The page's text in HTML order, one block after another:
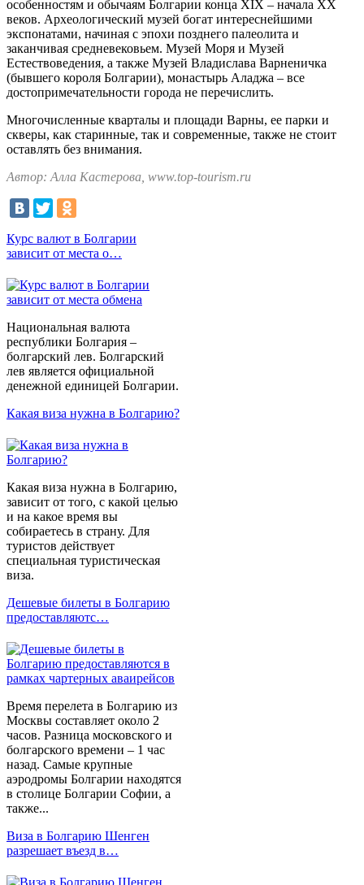
особенностям и обычаям Болгарии конца XIX – начала XX
веков. Археологический музей богат интереснейшими
экспонатами, начиная с эпохи позднего палеолита и
заканчивая средневековьем. Музей Моря и Музей
Естествоведения, а также Музей Владислава Варненичка
(бывшего короля Болгарии), монастырь Аладжа – все
достопримечательности города не перечислить.
Многочисленные кварталы и площади Варны, ее парки и
скверы, как старинные, так и современные, также не стоит
оставлять без внимания.
Автор: Алла Кастерова, www.top-tourism.ru
Курс валют в Болгарии
зависит от места о…
Национальная валюта
республики Болгария –
болгарский лев. Болгарский
лев является официальной
денежной единицей Болгарии.
Какая виза нужна в Болгарию?
Какая виза нужна в Болгарию,
зависит от того, с какой целью
и на какое время вы
собираетесь в страну. Для
туристов действует
специальная туристическая
виза.
Дешевые билеты в Болгарию
предоставляютс…
Время перелета в Болгарию из
Москвы составляет около 2
часов. Разница московского и
болгарского времени – 1 час
назад. Самые крупные
аэродромы Болгарии находятся
в столице Болгарии Софии, а
также...
Виза в Болгарию Шенген
разрешает въезд в…